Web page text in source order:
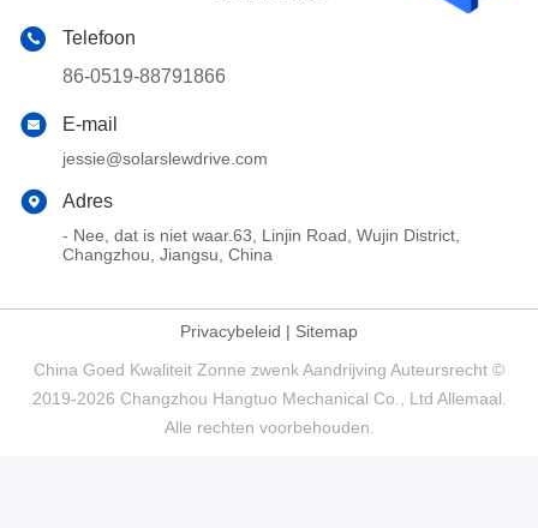
Telefoon
86-0519-88791866
E-mail
jessie@solarslewdrive.com
Adres
- Nee, dat is niet waar.63, Linjin Road, Wujin District,
Changzhou, Jiangsu, China
Privacybeleid | Sitemap
China Goed Kwaliteit Zonne zwenk Aandrijving Auteursrecht ©
2019-2026 Changzhou Hangtuo Mechanical Co., Ltd Allemaal.
Alle rechten voorbehouden.